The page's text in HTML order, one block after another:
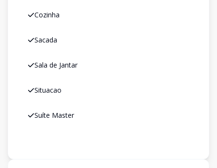
Cozinha
Sacada
Sala de Jantar
Situacao
Suíte Master